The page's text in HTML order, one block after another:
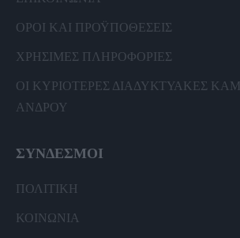
ΟΡΟΙ ΚΑΙ ΠΡΟΫΠΟΘΕΣΕΙΣ
ΧΡΗΣΙΜΕΣ ΠΛΗΡΟΦΟΡΙΕΣ
ΟΙ ΚΥΡΙΟΤΕΡΕΣ ΔΙΑΔΥΚΤΥΑΚΕΣ
ΑΝΔΡΟΥ
ΣΥΝΔΕΣΜΟΙ
ΠΟΛΙΤΙΚΗ
ΚΟΙΝΩΝΙΑ